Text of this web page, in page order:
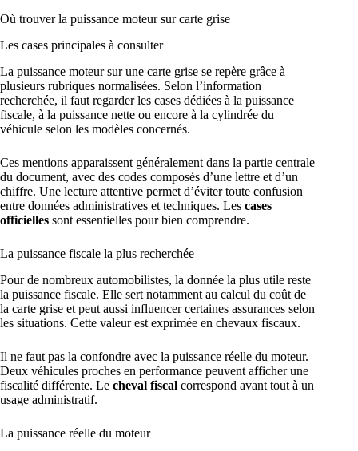
Où trouver la puissance moteur sur carte grise
Les cases principales à consulter
La puissance moteur sur une carte grise se repère grâce à
plusieurs rubriques normalisées. Selon l’information
recherchée, il faut regarder les cases dédiées à la puissance
fiscale, à la puissance nette ou encore à la cylindrée du
véhicule selon les modèles concernés.
Ces mentions apparaissent généralement dans la partie centrale
du document, avec des codes composés d’une lettre et d’un
chiffre. Une lecture attentive permet d’éviter toute confusion
entre données administratives et techniques. Les cases
officielles sont essentielles pour bien comprendre.
La puissance fiscale la plus recherchée
Pour de nombreux automobilistes, la donnée la plus utile reste
la puissance fiscale. Elle sert notamment au calcul du coût de
la carte grise et peut aussi influencer certaines assurances selon
les situations. Cette valeur est exprimée en chevaux fiscaux.
Il ne faut pas la confondre avec la puissance réelle du moteur.
Deux véhicules proches en performance peuvent afficher une
fiscalité différente. Le cheval fiscal correspond avant tout à un
usage administratif.
La puissance réelle du moteur